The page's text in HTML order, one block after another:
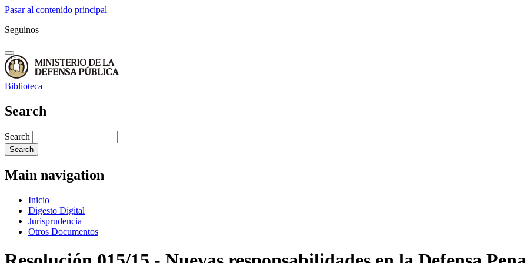
Pasar al contenido principal
Seguinos
Biblioteca
Search
Search
Main navigation
Inicio
Digesto Digital
Jurisprudencia
Otros Documentos